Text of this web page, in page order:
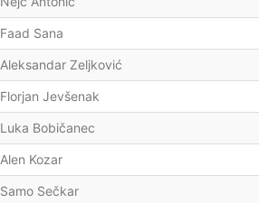
Faad Sana
Aleksandar Zeljković
Florjan Jevšenak
Luka Bobičanec
Alen Kozar
Samo Sečkar